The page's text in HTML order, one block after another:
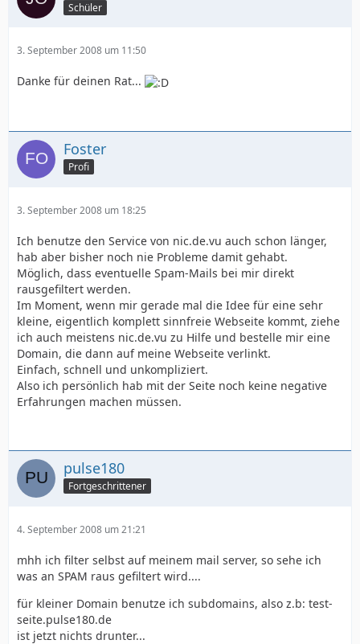
Schüler
3. September 2008 um 11:50
Danke für deinen Rat...
Foster
Profi
3. September 2008 um 18:25
Ich benutze den Service von nic.de.vu auch schon länger,
hab aber bisher noch nie Probleme damit gehabt.
Möglich, dass eventuelle Spam-Mails bei mir direkt
rausgefiltert werden.
Im Moment, wenn mir gerade mal die Idee für eine sehr
kleine, eigentlich komplett sinnfreie Webseite kommt, ziehe
ich auch meistens nic.de.vu zu Hilfe und bestelle mir eine
Domain, die dann auf meine Webseite verlinkt.
Einfach, schnell und unkompliziert.
Also ich persönlich hab mit der Seite noch keine negative
Erfahrungen machen müssen.
pulse180
Fortgeschrittener
4. September 2008 um 21:21
mhh ich filter selbst auf meinem mail server, so sehe ich
was an SPAM raus gefiltert wird....
für kleiner Domain benutze ich subdomains, also z.b: test-
seite.pulse180.de
ist jetzt nichts drunter...